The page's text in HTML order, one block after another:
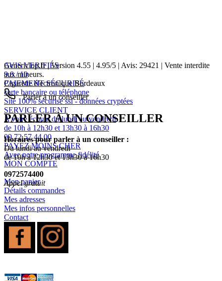
AVIS VERIFIÉS
9.8 / 10
PAIEMENT SÉCURISÉ
carte bancaire ou téléphone
Site 100% sécurisé ssl - données cryptées
SERVICE CLIENT
A votre écoute du lundi au vendredi
de 10h à 12h30 et 13h30 à 16h30
09 72 57 44 00
PAYEZ MOINS CHER
Avec notre programme fidélité
MON COMPTE
Mon panier
Détails commandes
Mes adresses
Mes infos personnelles
Contact
Genericlop.fr|Version 4.55 4.95/5 | Avis: 29421 | Vente interdite
aux mineurs.
Cigarette électronique Bordeaux
Parler à un conseiller
PARLER À UN CONSEILLER
Horaires pour parler à un conseiller :
Du lundi au vendredi
de 10h à 12h30 et 13h30 à 16h30
0972574400
Appel gratuit